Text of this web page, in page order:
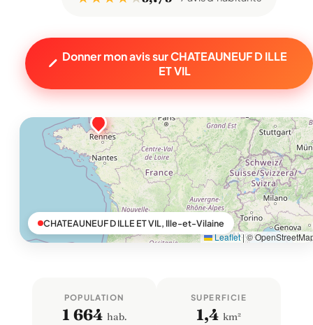
Donner mon avis sur CHATEAUNEUF D ILLE
ET VIL
Leaflet|©
CHATEAUNEUF D ILLE ET VIL, Ille-et-Vilaine
POPULATION
1 664 hab.
SUPERFICIE
1,4 km²